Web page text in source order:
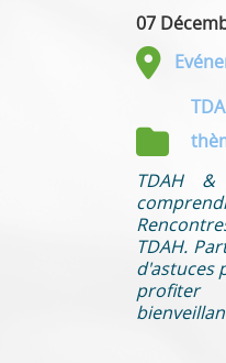
07
TDAH
TDAH.
d'astuces
profiter